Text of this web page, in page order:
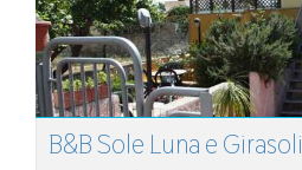
B&B Sole Luna e Girasoli